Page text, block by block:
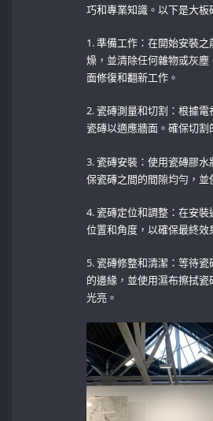
巧和專業知識。以下是大板
1. 準備工作：在開始安裝
燥，並清除任何雜物或灰
面修復和翻新工作。
2. 瓷磚測量和切割：根據
瓷磚以適應牆面。確保切割
3. 瓷磚安裝：使用瓷磚膠
保瓷磚之間的間隙均勻，並
4. 瓷磚定位和調整：在安
位置和角度，以確保最終效
5. 瓷磚修整和清潔：等待
的邊緣，並使用濕布擦拭
光亮。